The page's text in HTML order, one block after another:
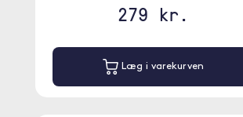
279 kr.
Læg i varekurven